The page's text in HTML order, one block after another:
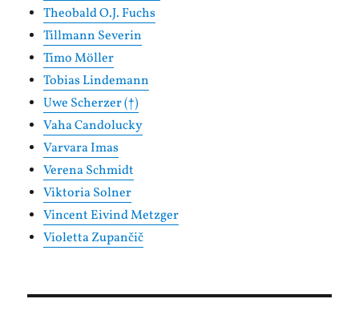
Theobald O.J. Fuchs
Tillmann Severin
Timo Möller
Tobias Lindemann
Uwe Scherzer (†)
Vaha Candolucky
Varvara Imas
Verena Schmidt
Viktoria Solner
Vincent Eivind Metzger
Violetta Zupančič